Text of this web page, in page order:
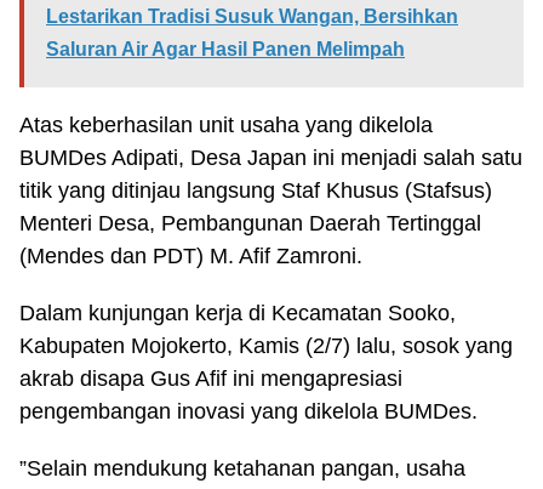
Lestarikan Tradisi Susuk Wangan, Bersihkan
Saluran Air Agar Hasil Panen Melimpah
Atas keberhasilan unit usaha yang dikelola
BUMDes Adipati, Desa Japan ini menjadi salah satu
titik yang ditinjau langsung Staf Khusus (Stafsus)
Menteri Desa, Pembangunan Daerah Tertinggal
(Mendes dan PDT) M. Afif Zamroni.
Dalam kunjungan kerja di Kecamatan Sooko,
Kabupaten Mojokerto, Kamis (2/7) lalu, sosok yang
akrab disapa Gus Afif ini mengapresiasi
pengembangan inovasi yang dikelola BUMDes.
”Selain mendukung ketahanan pangan, usaha